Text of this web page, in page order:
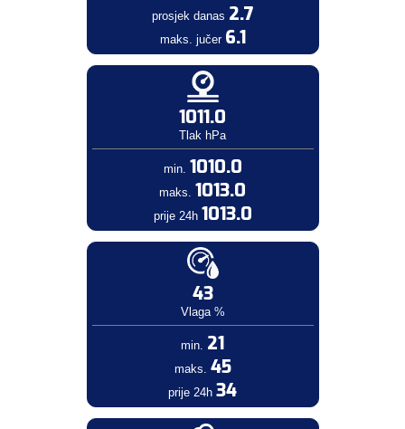
prosjek danas 2.7
maks. jučer 6.1
1011.0
Tlak hPa
min. 1010.0
maks. 1013.0
prije 24h 1013.0
43
Vlaga %
min. 21
maks. 45
prije 24h 34